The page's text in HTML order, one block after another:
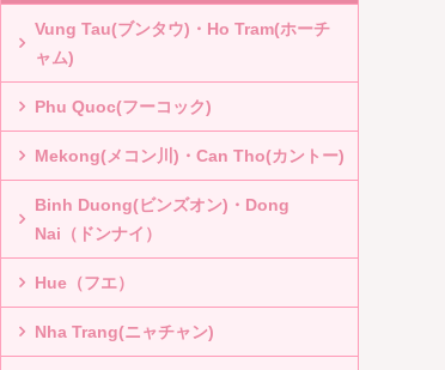
Vung Tau(ブンタウ)・Ho Tram(ホーチ
ャム)
Phu Quoc(フーコック)
Mekong(メコン川)・Can Tho(カントー)
Binh Duong(ビンズオン)・Dong
Nai（ドンナイ）
Hue（フエ）
Nha Trang(ニャチャン)